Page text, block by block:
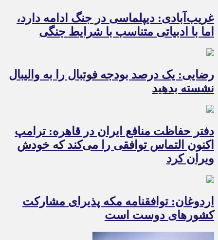
غریب‌آبادی: دیپلماسی در جنگ ادامه دارد،
اما با ادبیاتی متناسب با شرایط جنگی
رضایی: یک درصد بودجه فوتبال را به والیبال
نشسته بدهید
دفتر حفاظت منافع ایران در قاهره: ترامپ
اکنون التماس توافقی را می‌کند که خودش
ویران کرد
اردوغان: توافقنامه مکه پذیرای مشارکت
کشورهای دوست است